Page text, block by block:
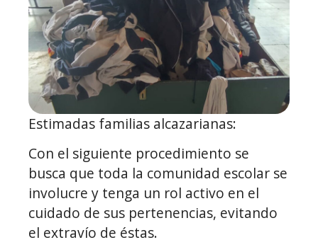
Estimadas familias alcazarianas:
Con el siguiente procedimiento se
busca que toda la comunidad escolar se
involucre y tenga un rol activo en el
cuidado de sus pertenencias, evitando
el extravío de éstas.